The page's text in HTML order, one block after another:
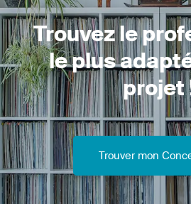
Trouvez le
le plus
projet
Trouver mon